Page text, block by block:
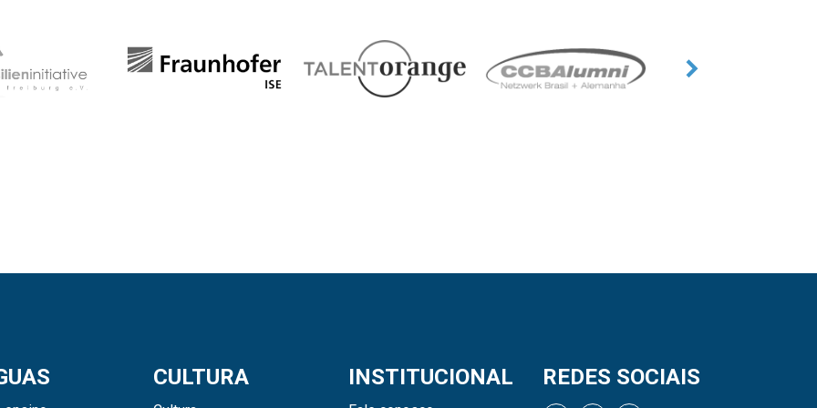
CULTURA INSTITUCIONAL REDES SOCIAIS